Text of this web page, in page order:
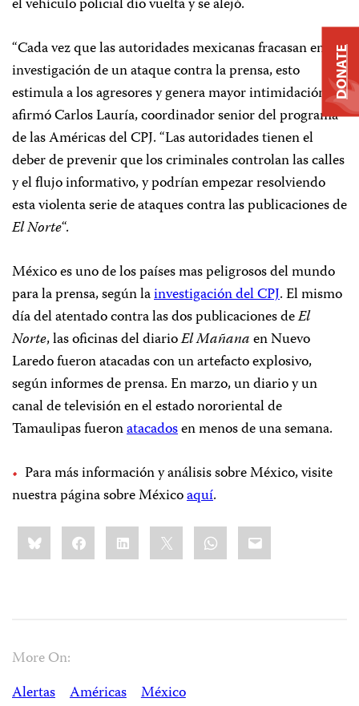
el vehículo policial dio vuelta y se alejó.
“Cada vez que las autoridades mexicanas fracasan en la
investigación de un ataque contra la prensa, esto
estimula a los agresores y genera mayor intimidación”,
afirmó Carlos Lauría, coordinador senior del programa
de las Américas del CPJ. “Las autoridades tienen el
deber de prevenir que los criminales controlan las calles
y el flujo informativo, y podrían empezar resolviendo
esta violenta serie de ataques contra las publicaciones de
El Norte“.
México es uno de los países mas peligrosos del mundo
para la prensa, según lainvestigación del CPJ. El mismo
día del atentado contra las dos publicaciones deEl
Norte, las oficinas del diarioEl Mañanaen Nuevo
Laredo fueron atacadas con un artefacto explosivo,
según informes de prensa. En marzo, un diario y un
canal de televisión en el estado nororiental de
Tamaulipas fueronatacadosen menos de una semana.
Para más información y análisis sobre México, visite
nuestra página sobre Méxicoaquí.
Share
this:BlueskyFacebookLinkedIn WhatsApp
Email
More On:
Alertas
Américas
México
DONATE